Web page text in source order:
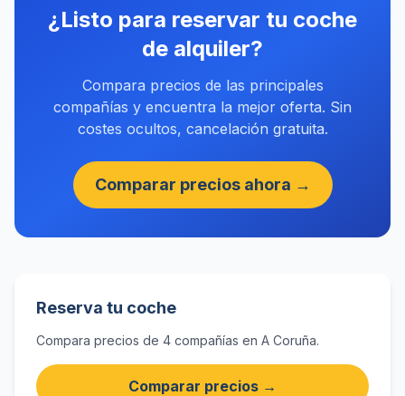
¿Listo para reservar tu coche
de alquiler?
Compara precios de las principales
compañías y encuentra la mejor oferta. Sin
costes ocultos, cancelación gratuita.
Comparar precios ahora →
Reserva tu coche
Compara precios de 4 compañías en A Coruña.
Comparar precios →